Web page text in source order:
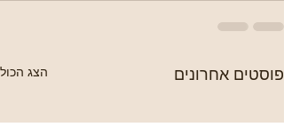
פוסטים אחרונים הצג הכול